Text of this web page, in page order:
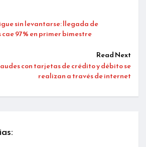
sin levantarse: llegada de
97% en primer bimestre
Read Next
con tarjetas de crédito y débito se
realizan a través de internet